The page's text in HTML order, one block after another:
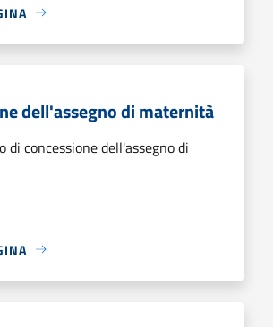
dell'assegno di maternità
di concessione dell'assegno di